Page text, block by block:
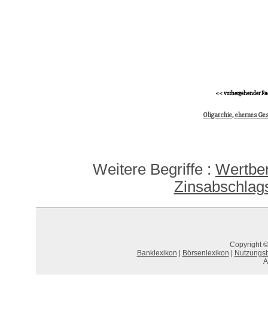
<< vorhergehender
Oligarchie, ehernes
Weitere Begriffe :
Copyright
Banklexikon
Börsenlexikon